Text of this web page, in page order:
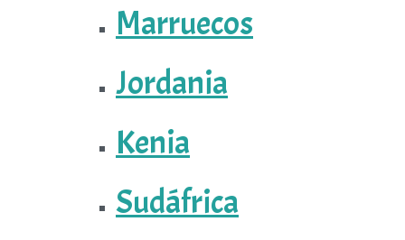
Marruecos
Jordania
Kenia
Sudáfrica